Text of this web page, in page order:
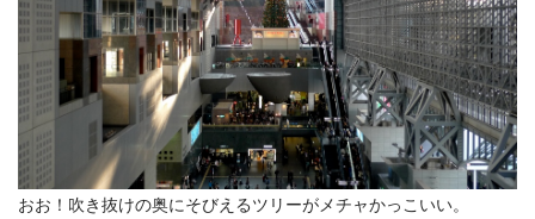
おお！吹き抜けの奥にそびえるツリーがメチャかっこいい。